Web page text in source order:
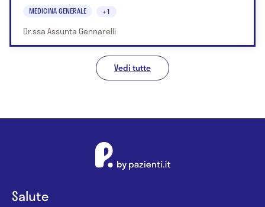
MEDICINA GENERALE +1
Dr.ssa Assunta Gennarelli
Vedi tutte
Salute